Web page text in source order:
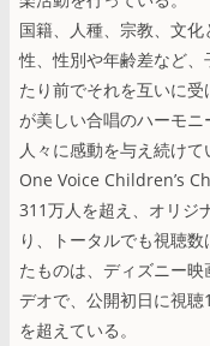
国籍、人種、宗教、文
性、性別や年齢差など
たり前でそれを互いに
が美しい合唱のハーモ
人々に感動を与え続けて
One Voice Childrenʼs
311万人を超え、オリジ
り、トータルでも視聴
たものは、ディズニー
デオで、公開初日に視
を超えている。